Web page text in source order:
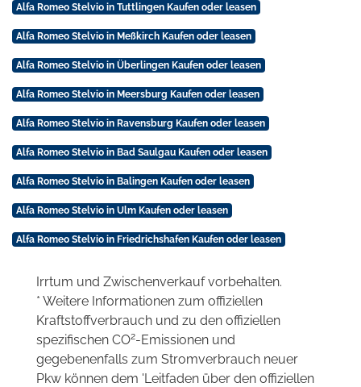
Alfa Romeo Stelvio in Tuttlingen Kaufen oder leasen
Alfa Romeo Stelvio in Meßkirch Kaufen oder leasen
Alfa Romeo Stelvio in Überlingen Kaufen oder leasen
Alfa Romeo Stelvio in Meersburg Kaufen oder leasen
Alfa Romeo Stelvio in Ravensburg Kaufen oder leasen
Alfa Romeo Stelvio in Bad Saulgau Kaufen oder leasen
Alfa Romeo Stelvio in Balingen Kaufen oder leasen
Alfa Romeo Stelvio in Ulm Kaufen oder leasen
Alfa Romeo Stelvio in Friedrichshafen Kaufen oder leasen
Irrtum und Zwischenverkauf vorbehalten.
* Weitere Informationen zum offiziellen
Kraftstoffverbrauch und zu den offiziellen
spezifischen CO2-Emissionen und
gegebenenfalls zum Stromverbrauch neuer
Pkw können dem 'Leitfaden über den offiziellen